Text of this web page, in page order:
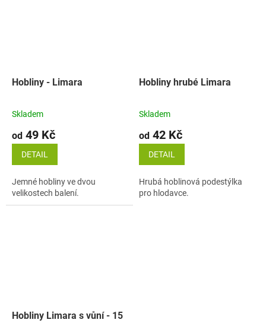
Hobliny - Limara
Skladem
od 49 Kč
DETAIL
Jemné hobliny ve dvou
velikostech balení.
Hobliny hrubé Limara
Skladem
od 42 Kč
DETAIL
Hrubá hoblinová podestýlka
pro hlodavce.
Hobliny Limara s vůní - 15